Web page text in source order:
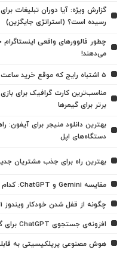
گزارش ویژه: آیا دوران تبلیغات
رسیده است؟ (استراتژی جایگزین)
چطور فالوورهای واقعی
می‌دهند!
5 اشتباه رایج که موقع خرید ساعت هوشمند طرح اپل واچ نباید انجام بدید!
برتر برای گیمرها
بهترین دانلود منیجر برای آیفون:
دستگاه‌های اپل
بهترین راه برای جذب مشتریان
مقایسه Gemini و ChatGPT: کدام یک بهتر است؟
چگونه از قفل شدن خودکار ویندوز 11 یا ویندوز 10 جلوگیری کنیم؟
افزونه‌ی جستجوی ChatGPT برای گوگل کروم معرفی شد
هوش مصنوعی پرپلکیسیتی به